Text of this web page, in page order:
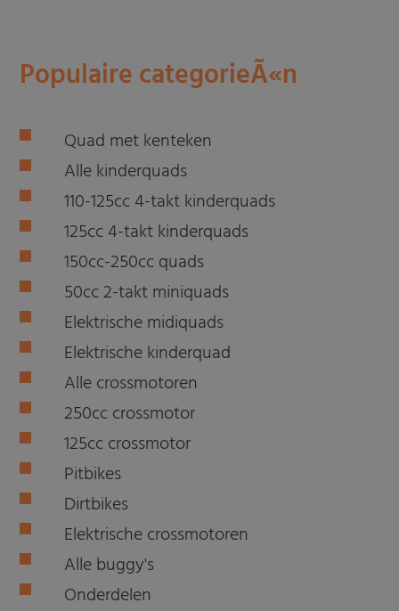
Populaire categorieÃ«n
Quad met kenteken
Alle kinderquads
110-125cc 4-takt kinderquads
125cc 4-takt kinderquads
150cc-250cc quads
50cc 2-takt miniquads
Elektrische midiquads
Elektrische kinderquad
Alle crossmotoren
250cc crossmotor
125cc crossmotor
Pitbikes
Dirtbikes
Elektrische crossmotoren
Alle buggy's
Onderdelen